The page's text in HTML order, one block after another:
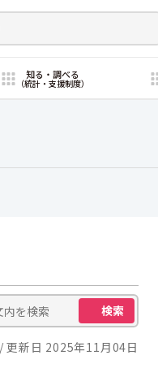
知る・調べる
（統計・支援制度）
検索
更新日 2025年11月04日